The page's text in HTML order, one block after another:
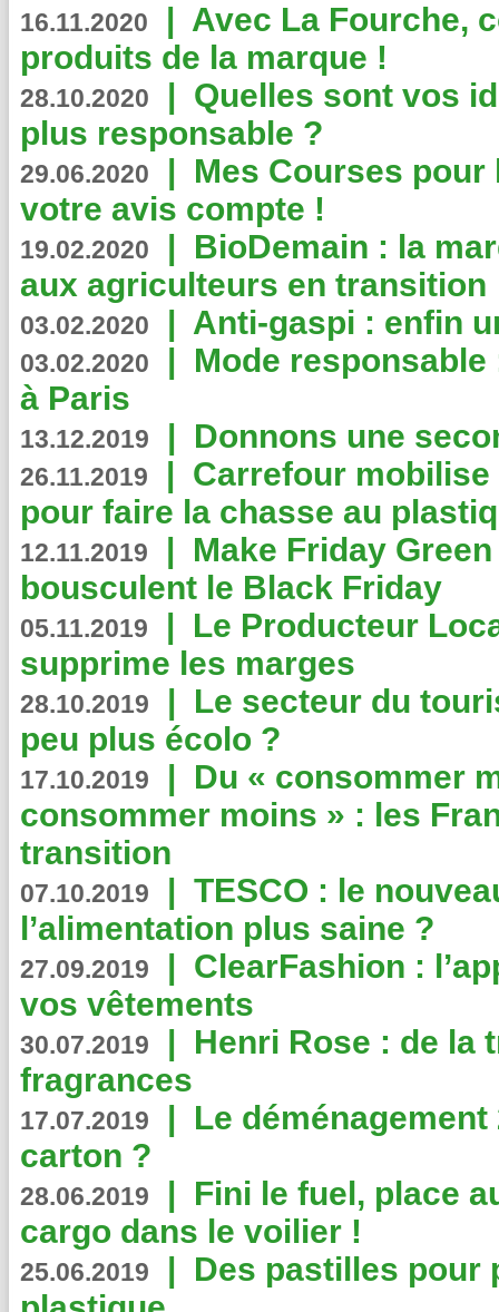
16.11.2020 | Avec La Fourche,
produits de la marque !
28.10.2020 | Quelles sont vos
plus responsable ?
29.06.2020 | Mes Courses pour
votre avis compte !
19.02.2020 | BioDemain : la
aux agriculteurs en transition
03.02.2020 | Anti-gaspi : enfin
03.02.2020 | Mode
à Paris
13.12.2019 | Donnons une
26.11.2019 | Carrefour
pour faire la chasse au
12.11.2019 | Make Friday
bousculent le Black Friday
05.11.2019 | Le Producteur
supprime les marges
28.10.2019 | Le secteur du
peu plus écolo ?
17.10.2019 | Du « consommer
consommer moins » : les
transition
07.10.2019 | TESCO : le
l’alimentation plus saine ?
27.09.2019 | ClearFashion :
vos vêtements
30.07.2019 | Henri Rose : de la
fragrances
17.07.2019 | Le
carton ?
28.06.2019 | Fini le fuel, place
cargo dans le voilier !
25.06.2019 | Des pastilles pour